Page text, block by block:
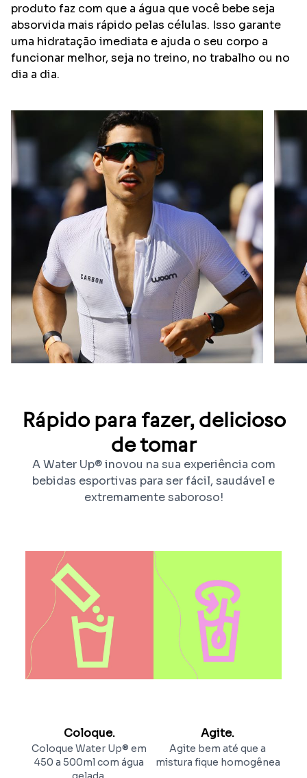
produto faz com que a água que você bebe seja
absorvida mais rápido pelas células. Isso garante
uma hidratação imediata e ajuda o seu corpo a
funcionar melhor, seja no treino, no trabalho ou no
dia a dia.
Rápido para fazer, delicioso
de tomar
A Water Up® inovou na sua experiência com
bebidas esportivas para ser fácil, saudável e
extremamente saboroso!
Coloque.
Coloque Water Up® em
450 a 500ml com água
Agite.
Agite bem até que a
mistura fique homogênea